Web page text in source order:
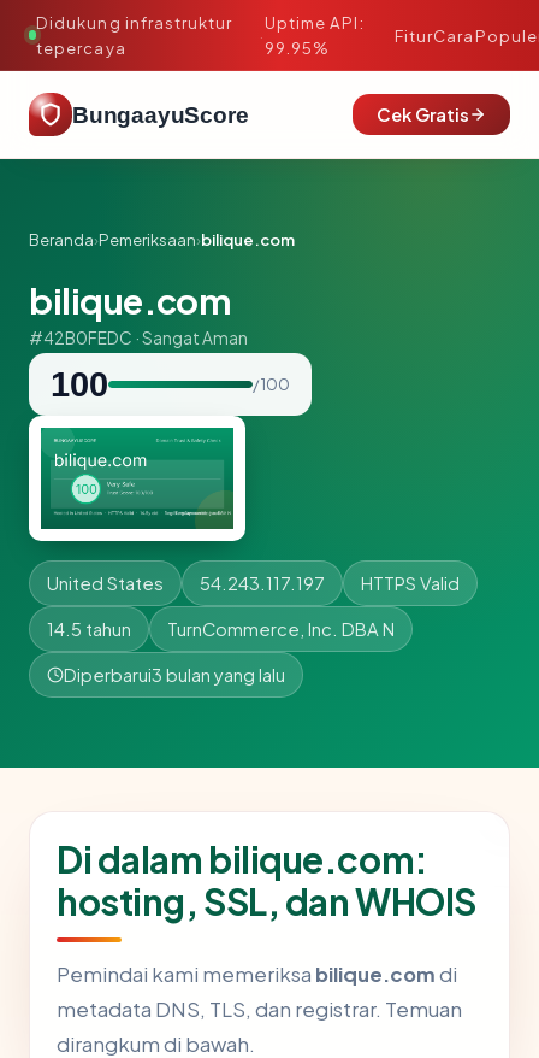
Didukung infrastruktur
tepercaya
·
Uptime API:
99.95%
FiturCara
BungaayuScore Cek Gratis
Beranda›Pemeriksaan›bilique.com
bilique.com
#42B0FEDC · Sangat Aman
100 / 100
United States 54.243.117.197 HTTPS Valid
14.5 tahun TurnCommerce, Inc. DBA N
Diperbarui3 bulan yang lalu
Di dalam bilique.com:
hosting, SSL, dan WHOIS
Pemindai kami memeriksa bilique.comdi
metadata DNS, TLS, dan registrar. Temuan
dirangkum di bawah.